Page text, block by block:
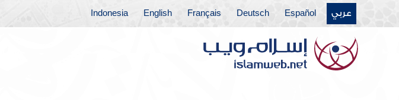
عربي Español
Deutsch
Français
English
Indonesia